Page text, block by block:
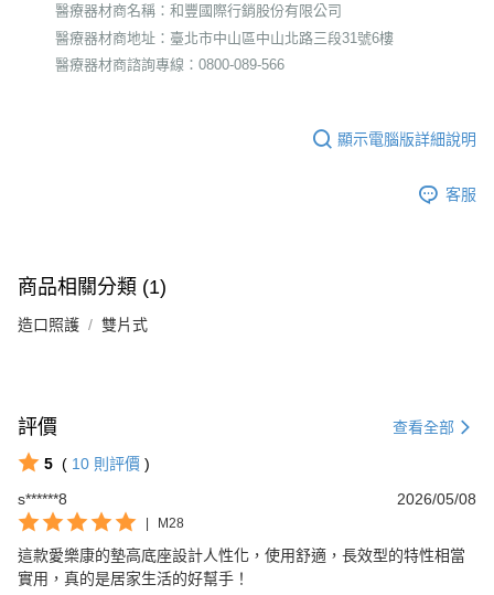
醫療器材商名稱：和豐國際行銷股份有限公司
醫療器材商地址：臺北市中山區中山北路三段31號6樓
醫療器材商諮詢專線：0800-089-566
顯示電腦版詳細說明
客服
商品相關分類 (1)
造口照護 雙片式
評價 查看全部
5 ( 10 則評價 )
s******8
2026/05/08
M28
這款愛樂康的墊高底座設計人性化，使用舒適，長效型的特性相當
實用，真的是居家生活的好幫手！